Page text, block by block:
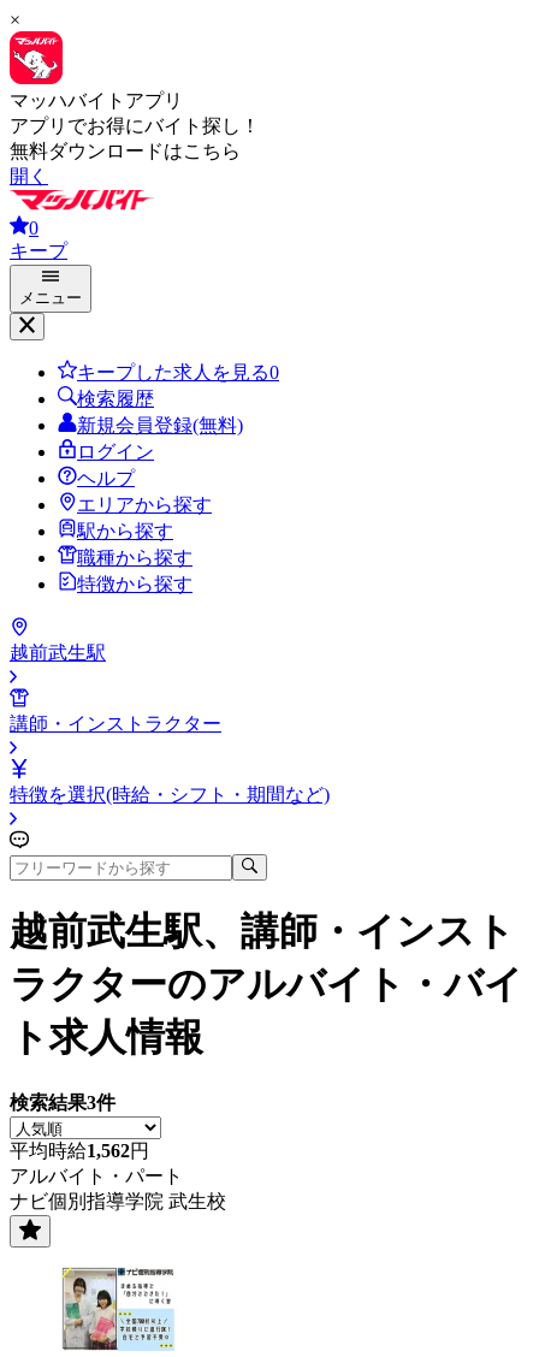
×
マッハバイトアプリ
アプリでお得にバイト探し！
無料ダウンロードはこちら
開く
0
キープ
メニュー
キープした求人を見る0
検索履歴
新規会員登録(無料)
ログイン
ヘルプ
エリアから探す
駅から探す
職種から探す
特徴から探す
越前武生駅
講師・インストラクター
特徴を選択(時給・シフト・期間など)
越前武生駅、講師・インスト
ラクターのアルバイト・バイ
ト求人情報
検索結果3件
平均時給1,562円
アルバイト・パート
ナビ個別指導学院 武生校